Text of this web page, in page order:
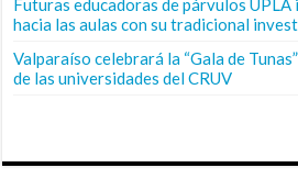
hacia las aulas con su tradicional
Valparaíso celebrará la “Gala de
de las universidades del CRUV